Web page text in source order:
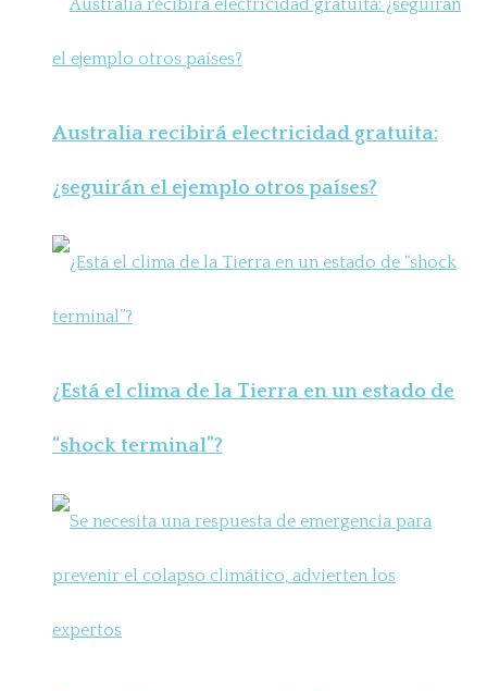
Australia recibirá electricidad gratuita:
¿seguirán el ejemplo otros países?
¿Está el clima de la Tierra en un estado de
“shock terminal”?